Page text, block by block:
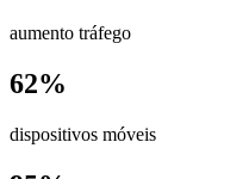
aumento tráfego
62%
dispositivos móveis